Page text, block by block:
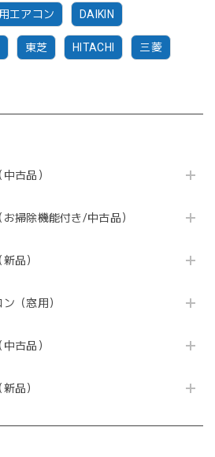
エアコン DAIKIN
東芝 HITACHI 三菱
古品）
掃除機能付き/中古品）
品）
（窓用）
古品）
品）